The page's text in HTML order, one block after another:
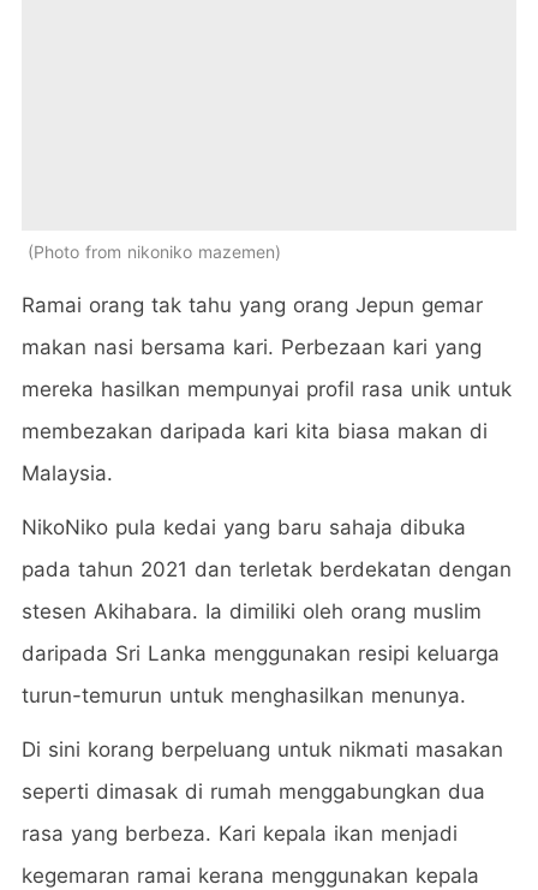
Photo from nikoniko mazemen
Ramai orang tak tahu yang orang Jepun gemar
makan nasi bersama kari. Perbezaan kari yang
mereka hasilkan mempunyai profil rasa unik untuk
membezakan daripada kari kita biasa makan di
Malaysia.
NikoNiko pula kedai yang baru sahaja dibuka
pada tahun 2021 dan terletak berdekatan dengan
stesen Akihabara. Ia dimiliki oleh orang muslim
daripada Sri Lanka menggunakan resipi keluarga
turun-temurun untuk menghasilkan menunya.
Di sini korang berpeluang untuk nikmati masakan
seperti dimasak di rumah menggabungkan dua
rasa yang berbeza. Kari kepala ikan menjadi
kegemaran ramai kerana menggunakan kepala